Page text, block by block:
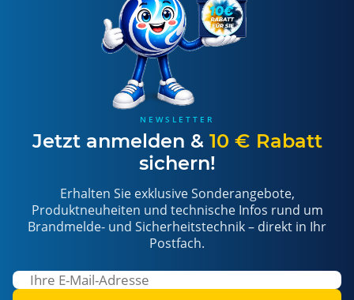
NEWSLETTER
Jetzt anmelden & 10 € Rabatt
sichern!
Erhalten Sie exklusive Sonderangebote,
Produktneuheiten und technische Infos rund um
Brandmelde- und Sicherheitstechnik – direkt in Ihr
Postfach.